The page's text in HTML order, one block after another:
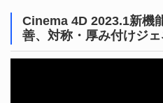
Cinema 4D 2023.1新機
善、対称・厚み付けジ